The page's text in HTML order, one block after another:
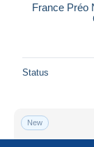
France Préo
Status
New